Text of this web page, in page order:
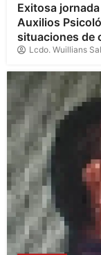
Exitosa
Auxilios
situaciones de
Lcdo. Wuillians